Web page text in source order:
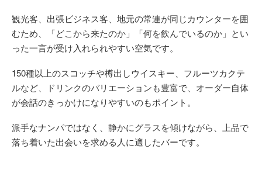
観光客、出張ビジネス客、地元の常連が同じカウンターを囲
むため、「どこから来たのか」「何を飲んでいるのか」とい
った一言が受け入れられやすい空気です。
150種以上のスコッチや樽出しウイスキー、フルーツカクテ
ルなど、ドリンクのバリエーションも豊富で、オーダー自体
が会話のきっかけになりやすいのもポイント。
派手なナンパではなく、静かにグラスを傾けながら、上品で
落ち着いた出会いを求める人に適したバーです。